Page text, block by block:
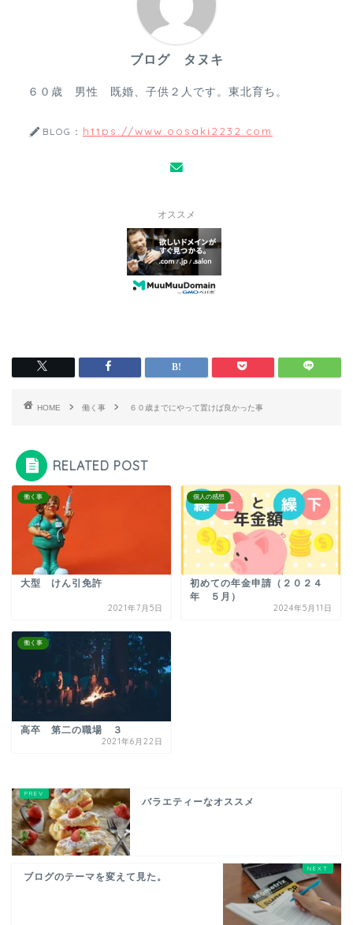
ブログ タヌキ
６０歳 男性 既婚、子供２人です。東北育ち。
BLOG： https://www.oosaki2232.com
オススメ
HOME 働く事 ６０歳までにやって置けば良かった事
RELATED POST
働く事
大型 けん引免許
2021年7月5日
個人の感想
初めての年金申請（２０２４
年 ５月）
2024年5月11日
働く事
高卒 第二の職場 ３
2021年6月22日
バラエティーなオススメ
ブログのテーマを変えて見た。